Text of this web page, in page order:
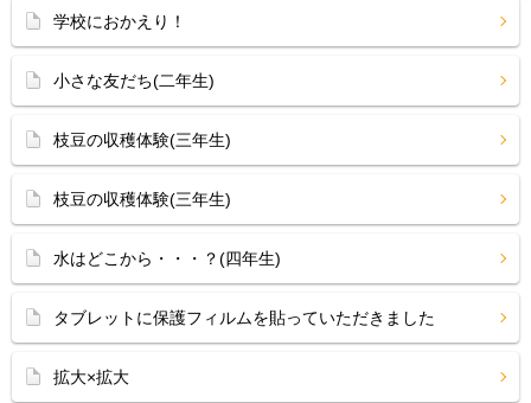
学校におかえり！
小さな友だち(二年生)
枝豆の収穫体験(三年生)
枝豆の収穫体験(三年生)
水はどこから・・・？(四年生)
タブレットに保護フィルムを貼っていただきました
拡大×拡大